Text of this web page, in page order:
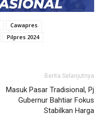
Cawapres
Pilpres 2024
Berita Selanjutnya
Masuk Pasar Tradisional, Pj
Gubernur Bahtiar Fokus
Stabilkan Harga